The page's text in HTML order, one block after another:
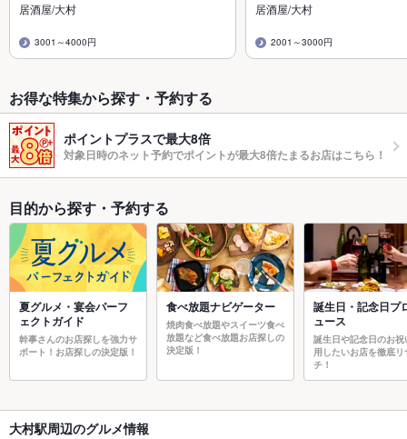
居酒屋/大村
3001～4000円
居酒屋/大村
2001～3000円
お得な特集から探す・予約する
ポイントプラスで最大8倍
対象日時のネット予約でポイントが最大8倍たまるお店はこちら！
目的から探す・予約する
夏グルメ・宴会パーフ
ェクトガイド
幹事さんのお店探しを強力サ
ポート！お店探しの決定版！
食べ放題ナビゲーター
焼肉食べ放題やスイーツ食べ
放題など食べ放題お店探しの
決定版！
誕生日・記念日プ
ュース
誕生日や記念日のお祝
用したいお店を徹底リ
チ！
大村駅周辺のグルメ情報